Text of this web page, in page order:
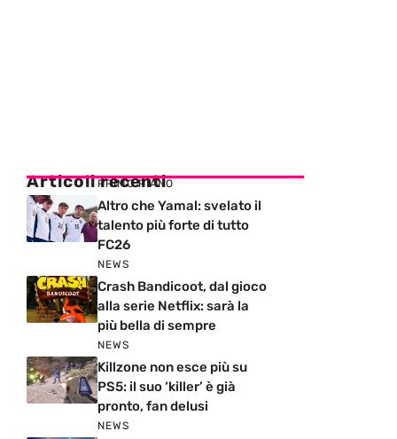
Articoli recenti
PRIMO PIANO
Altro che Yamal: svelato il
talento più forte di tutto
FC26
NEWS
Crash Bandicoot, dal gioco
alla serie Netflix: sarà la
più bella di sempre
NEWS
Killzone non esce più su
PS5: il suo ‘killer’ è già
pronto, fan delusi
NEWS